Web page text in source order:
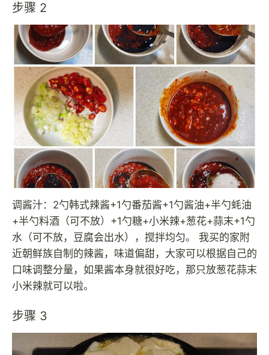
步骤 2
调酱汁：2勺韩式辣酱+1勺番茄酱+1勺酱油+半勺蚝油
+半勺料酒（可不放）+1勺糖+小米辣+葱花+蒜末+1勺
水（可不放，豆腐会出水），搅拌均匀。 我买的家附
近朝鲜族自制的辣酱，味道偏甜，大家可以根据自己的
口味调整分量，如果酱本身就很好吃，那只放葱花蒜末
小米辣就可以啦。
步骤 3